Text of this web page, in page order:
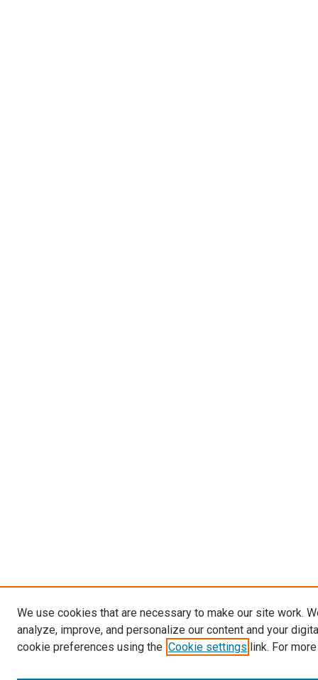
We use cookies that are necessary to make our site work.
analyze, improve, and personalize our content and your
cookie preferences using the Cookie settings link. For